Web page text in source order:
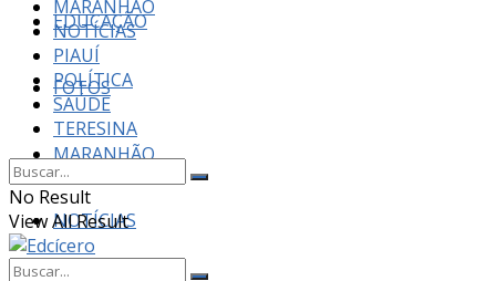
EDUCAÇÃO
FOTOS
MARANHÃO
NOTÍCIAS
MARANHÃO
NOTÍCIAS
PIAUÍ
POLÍTICA
SAÚDE
TERESINA
No Result
View All Result